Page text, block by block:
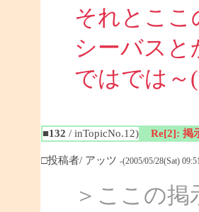
それとここ
シーバスと
ではでは
■132 / inTopicNo.12) Re[2]: 掲
□投稿者/ アッツ -(2005/05/28(Sat)
＞ここの